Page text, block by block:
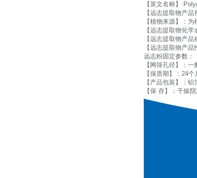
【英文名称】
【远志提取物产
【植物来源】：为
【远志提取物化
【远志提取物产
【远志提取物产品
远志粉固定参数：
【网筛孔径】：
【保质期】：24个
【产品包装】：
【保 存】：干燥